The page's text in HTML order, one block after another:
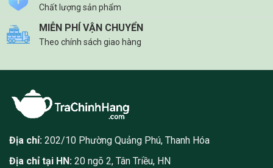
Chất lượng sản phẩm
MIỄN PHÍ VẬN CHUYỂN
Theo chính sách giao hàng
Địa chỉ: 202/10 Phường Quảng Phú, Thanh Hóa
Địa chỉ tại HN: 20 ngõ 2, Tân Triều, HN